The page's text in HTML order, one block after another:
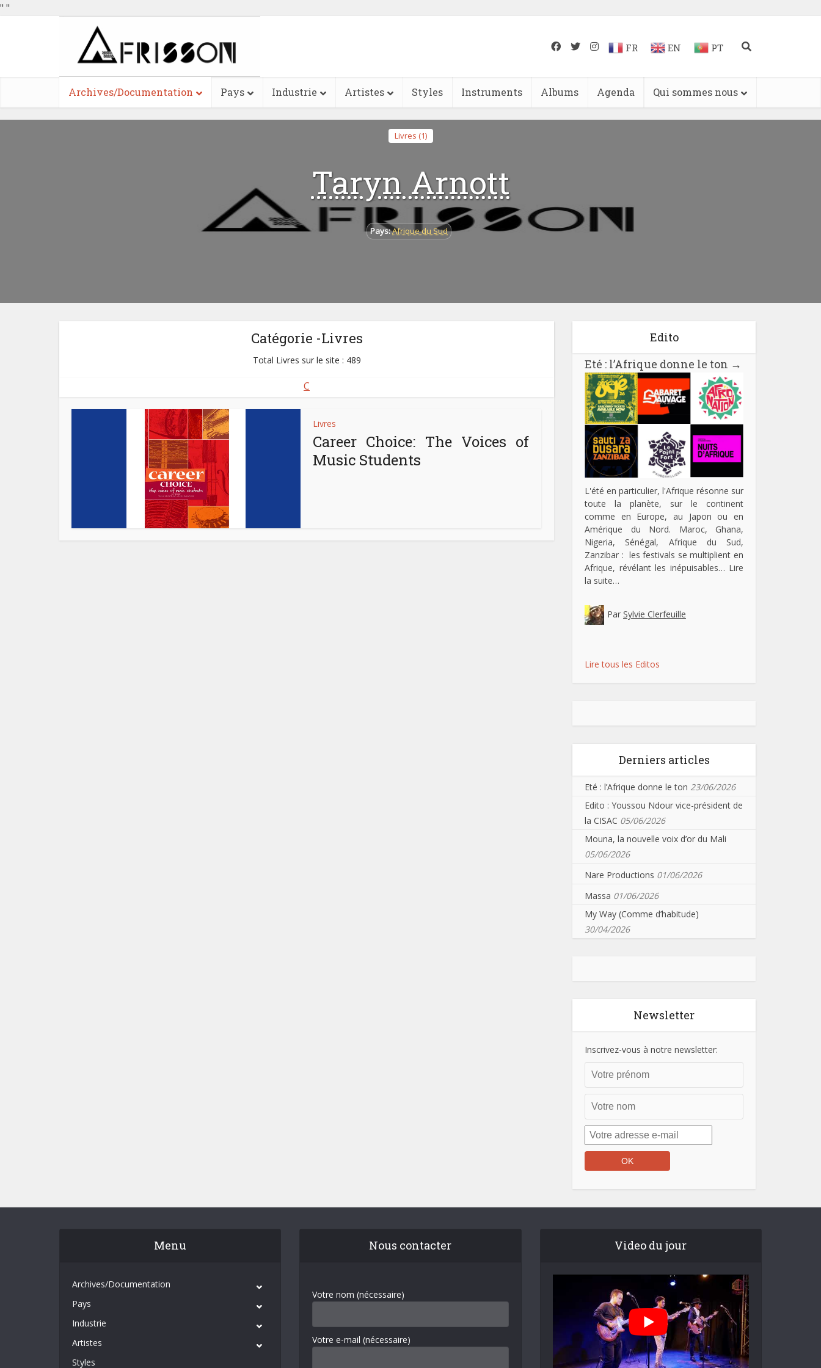
" "
FR EN PT
Archives/Documentation Pays Industrie Artistes Styles Instruments Albums Agenda Qui sommes nous
Livres (1)
Taryn Arnott
Pays:Afrique du Sud
Catégorie -Livres
Total Livres sur le site : 489
C
Livres
Career Choice: The Voices of
Music Students
Edito
Eté : l’Afrique donne le ton →
L'été en particulier, l'Afrique résonne sur
toute la planète, sur le continent
comme en Europe, au Japon ou en
Amérique du Nord. Maroc, Ghana,
Nigeria, Sénégal, Afrique du Sud,
Zanzibar : les festivals se multiplient en
Afrique, révélant les inépuisables… Lire
la suite…
Par Sylvie Clerfeuille
Lire tous les Editos
Derniers articles
Eté : l’Afrique donne le ton 23/06/2026
Edito : Youssou Ndour vice-président de
la CISAC 05/06/2026
Mouna, la nouvelle voix d’or du Mali
05/06/2026
Nare Productions 01/06/2026
Massa 01/06/2026
My Way (Comme d’habitude)
30/04/2026
Newsletter
Inscrivez-vous à notre newsletter:
Menu
Archives/Documentation
Pays
Industrie
Artistes
Styles
Nous contacter
Votre nom (nécessaire)
Votre e-mail (nécessaire)
Video du jour